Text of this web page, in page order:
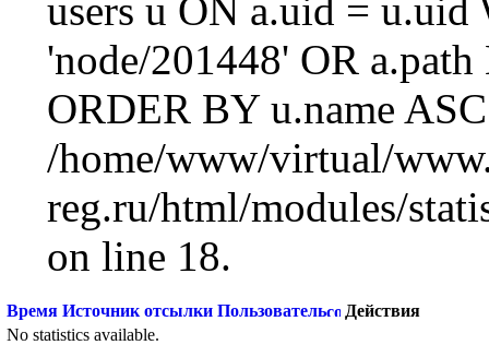
users u ON a.uid = u.uid
'node/201448' OR
ORDER BY u.name
/home/www/virtual/
reg.ru/html/modules/
on line 18.
Время Источник отсылки Пользователь
Действия
No statistics available.